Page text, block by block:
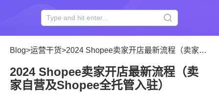
Blog>运营干货>2024 Shopee卖家开店最新流程（卖家自营及Shopee全托管入驻）
2024 Shopee卖家开店最新流程（卖
家自营及Shopee全托管入驻）